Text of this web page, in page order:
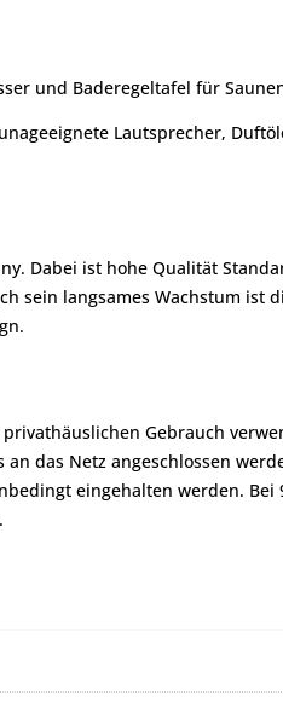
und Baderegeltafel für
Lautsprecher,
Dabei ist hohe Qualität
sein langsames Wachstum ist
Gebrauch
das Netz angeschlossen
eingehalten werden. Bei